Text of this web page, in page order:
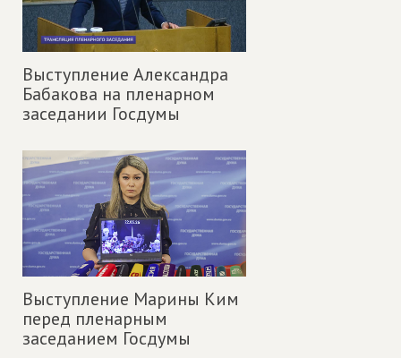
Выступление Александра
Бабакова на пленарном
заседании Госдумы
Выступление Марины Ким
перед пленарным
заседанием Госдумы